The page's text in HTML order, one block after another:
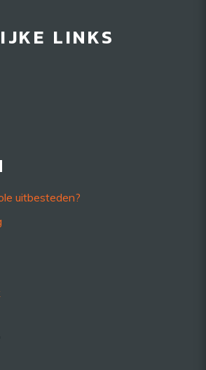
LINKS
uitbesteden?